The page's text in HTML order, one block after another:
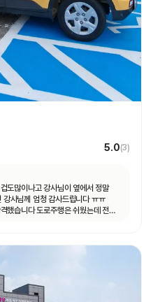
5.0(3)
도많이나고 강사님이 옆에서 정말
사님께 엄청 감사드립니다 ㅠㅠ
했습니다 도로주행은 쉬웠는데 전